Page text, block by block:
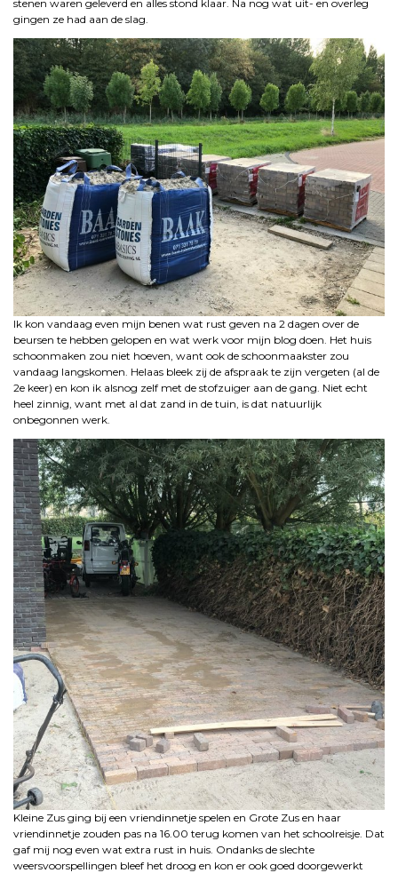
stenen waren geleverd en alles stond klaar. Na nog wat uit- en overleg
gingen ze had aan de slag.
Ik kon vandaag even mijn benen wat rust geven na 2 dagen over de
beursen te hebben gelopen en wat werk voor mijn blog doen. Het huis
schoonmaken zou niet hoeven, want ook de schoonmaakster zou
vandaag langskomen. Helaas bleek zij de afspraak te zijn vergeten (al de
2e keer) en kon ik alsnog zelf met de stofzuiger aan de gang. Niet echt
heel zinnig, want met al dat zand in de tuin, is dat natuurlijk
onbegonnen werk.
Kleine Zus ging bij een vriendinnetje spelen en Grote Zus en haar
vriendinnetje zouden pas na 16.00 terug komen van het schoolreisje. Dat
gaf mij nog even wat extra rust in huis. Ondanks de slechte
weersvoorspellingen bleef het droog en kon er ook goed doorgewerkt